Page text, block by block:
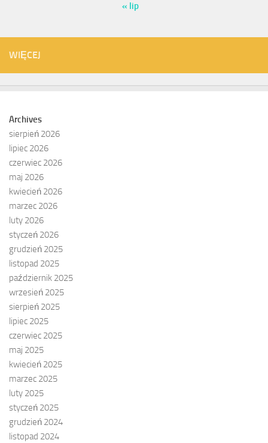
« lip
WIĘCEJ
Archives
sierpień 2026
lipiec 2026
czerwiec 2026
maj 2026
kwiecień 2026
marzec 2026
luty 2026
styczeń 2026
grudzień 2025
listopad 2025
październik 2025
wrzesień 2025
sierpień 2025
lipiec 2025
czerwiec 2025
maj 2025
kwiecień 2025
marzec 2025
luty 2025
styczeń 2025
grudzień 2024
listopad 2024